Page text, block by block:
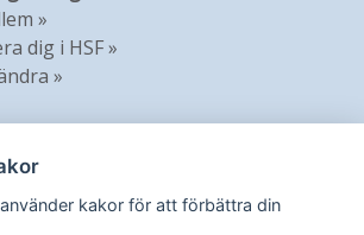
»
dig i HSF »
»
»
»
kakor för att förbättra din